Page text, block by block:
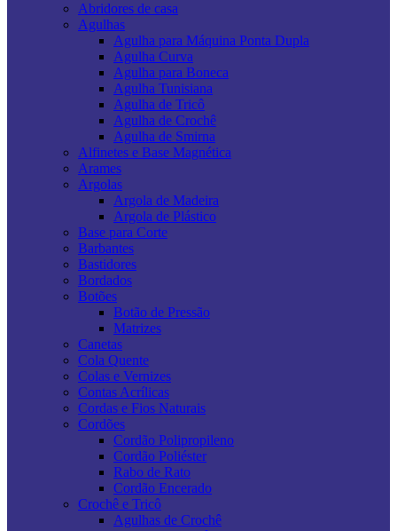
Abridores de casa
Agulhas
Agulha para Máquina Ponta Dupla
Agulha Curva
Agulha para Boneca
Agulha Tunisiana
Agulha de Tricô
Agulha de Crochê
Agulha de Smirna
Alfinetes e Base Magnética
Arames
Argolas
Argola de Madeira
Argola de Plástico
Base para Corte
Barbantes
Bastidores
Bordados
Botões
Botão de Pressão
Matrizes
Canetas
Cola Quente
Colas e Vernizes
Contas Acrílicas
Cordas e Fios Naturais
Cordões
Cordão Polipropileno
Cordão Poliéster
Rabo de Rato
Cordão Encerado
Crochê e Tricô
Agulhas de Crochê